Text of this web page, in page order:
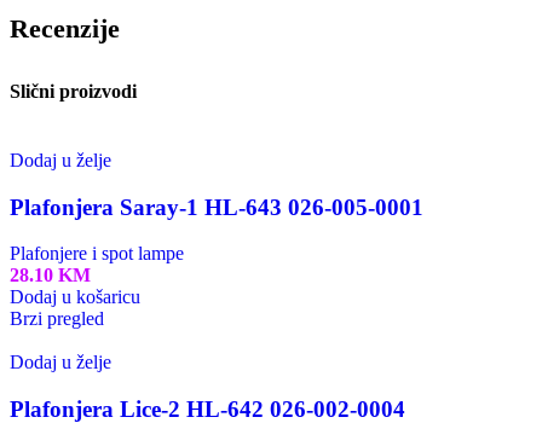
Recenzije
Slični proizvodi
Dodaj u želje
Plafonjera Saray-1 HL-643 026-005-0001
Plafonjere i spot lampe
28.10 KM
Dodaj u košaricu
Brzi pregled
Dodaj u želje
Plafonjera Lice-2 HL-642 026-002-0004